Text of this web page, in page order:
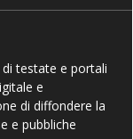
testate e portali
e
di diffondere la
e pubbliche